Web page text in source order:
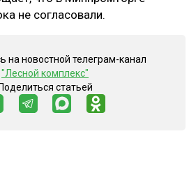
не согласовали.
на новостной телеграм-канал
"Лесной комплекс"
Поделиться статьей